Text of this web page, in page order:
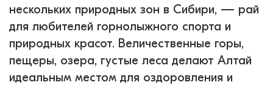
нескольких природных зон в Сибири, — рай
для любителей горнолыжного спорта и
природных красот. Величественные горы,
пещеры, озера, густые леса делают Алтай
идеальным местом для оздоровления и